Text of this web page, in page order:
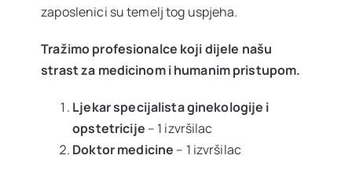
zaposlenici su temelj tog uspjeha.
Tražimo profesionalce koji dijele našu
strast za medicinom i humanim pristupom.
Ljekar specijalista ginekologije i
opstetricije – 1 izvršilac
Doktor medicine – 1 izvršilac